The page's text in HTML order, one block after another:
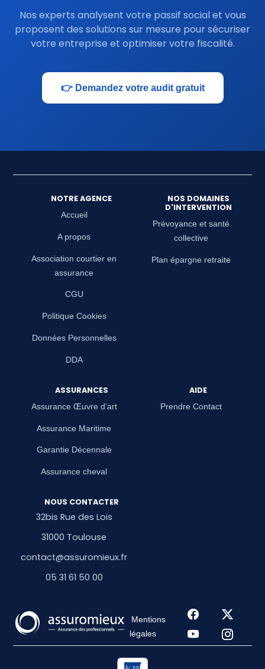
Nos experts analysent votre passif social et vous
proposent des solutions sur mesure pour sécuriser
votre entreprise et optimiser votre fiscalité.
👉 Demandez votre audit gratuit
NOTRE AGENCE
Accueil
A propos
Association courtier en
assurance
CGU
Politique Cookies
Données Personnelles
DDA
NOS DOMAINES
D'INTERVENTION
Prévoyance et santé
collective
Plan épargne retraite
ASSURANCES
Assurance Œuvre d’art
Assurance Maritime
Garantie Décennale
Assurance cheval
AIDE
Prendre Contact
NOUS CONTACTER
32bis Rue des Lois
31000 Toulouse
contact@assuromieux.fr
05 31 61 50 00
Mentions
légales